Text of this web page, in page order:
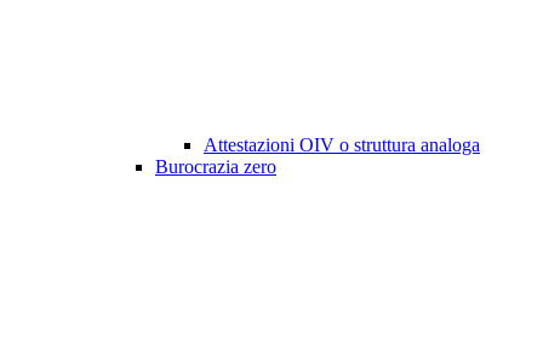
Attestazioni OIV o struttura analoga
Burocrazia zero